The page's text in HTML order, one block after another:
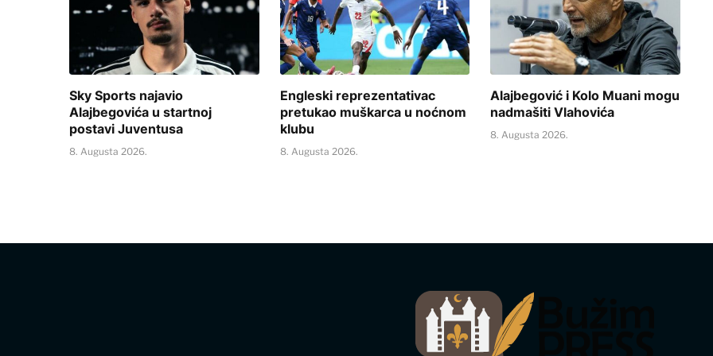
Sky Sports najavio
Alajbegovića u startnoj
postavi Juventusa
8. Augusta 2026.
Engleski reprezentativac
pretukao muškarca u noćnom
klubu
8. Augusta 2026.
Alajbegović i Kolo Muani mogu
nadmašiti Vlahovića
8. Augusta 2026.